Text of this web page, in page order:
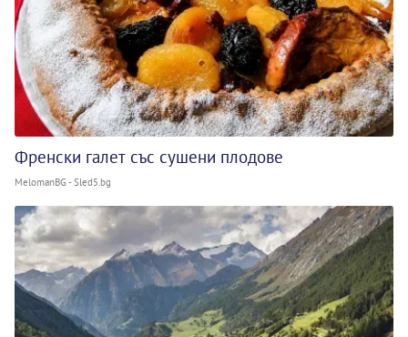
Френски галет със сушени плодове
MelomanBG - Sled5.bg